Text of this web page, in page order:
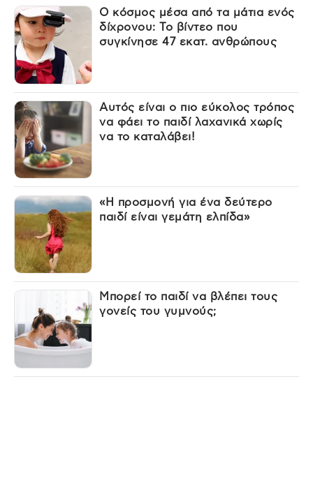
Ο κόσμος μέσα από τα μάτια ενός
δίχρονου: Το βίντεο που
συγκίνησε 47 εκατ. ανθρώπους
Αυτός είναι ο πιο εύκολος τρόπος
να φάει το παιδί λαχανικά χωρίς
να το καταλάβει!
«Η προσμονή για ένα δεύτερο
παιδί είναι γεμάτη ελπίδα»
Μπορεί το παιδί να βλέπει τους
γονείς του γυμνούς;